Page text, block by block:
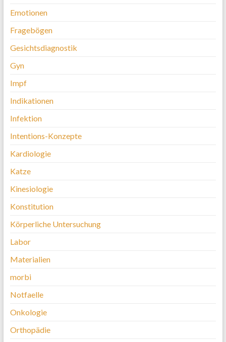
Emotionen
Fragebögen
Gesichtsdiagnostik
Gyn
Impf
Indikationen
Infektion
Intentions-Konzepte
Kardiologie
Katze
Kinesiologie
Konstitution
Körperliche Untersuchung
Labor
Materialien
morbi
Notfaelle
Onkologie
Orthopädie